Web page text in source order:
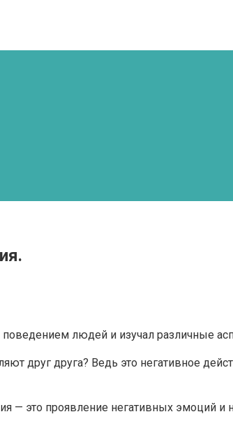
людей и изучал различные
друг друга? Ведь это негативное
— это проявление негативных эмоций